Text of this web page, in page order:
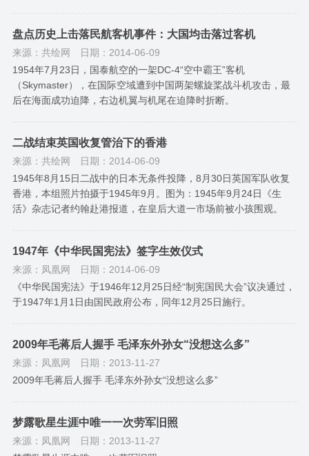
盘点历史上击落民航客机事件：大国均击落过客机
来源：共绘网
日期：2014-06-09
1954年7月23日，国泰航空的一架DC-4“空中霸王”客机
（Skymaster），在国际空域遭到中国两架螺旋桨战斗机攻击，最
后在海面成功迫降，右边机翼与机尾在迫降时折断。
二战结束英国收复管治下的香港
来源：共绘网
日期：2014-06-09
1945年8月15日二战中的日本无条件投降，8月30日英国军队收复
香港，本组照片拍摄于1945年9月。图为：1945年9月24日《生
活》杂志记者约翰赴港报道，在皇后大道一市场前被小孩围观。
1947年《中华民国宪法》签字生效仪式
来源：凤凰网
日期：2014-06-09
《中华民国宪法》于1946年12月25日经“制宪国民大会”议决通过，
于1947年1月1日由国民政府公布，同年12月25日施行。
2009年毛蒋后人握手 毛泽东外孙女“没想这么多”
来源：凤凰网
日期：2013-11-27
2009年毛蒋后人握手 毛泽东外孙女“没想这么多”
梦露歌星生涯中唯一一次劳军旧照
来源：凤凰网
日期：2013-11-27